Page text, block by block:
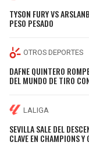
TYSON FURY VS
PESO PESADO
OTROS DEPORTES
DAFNE QUINTERO
DEL MUNDO DE TIRO
LALIGA
SEVILLA SALE DEL
CLAVE EN CHAMPIONS Y